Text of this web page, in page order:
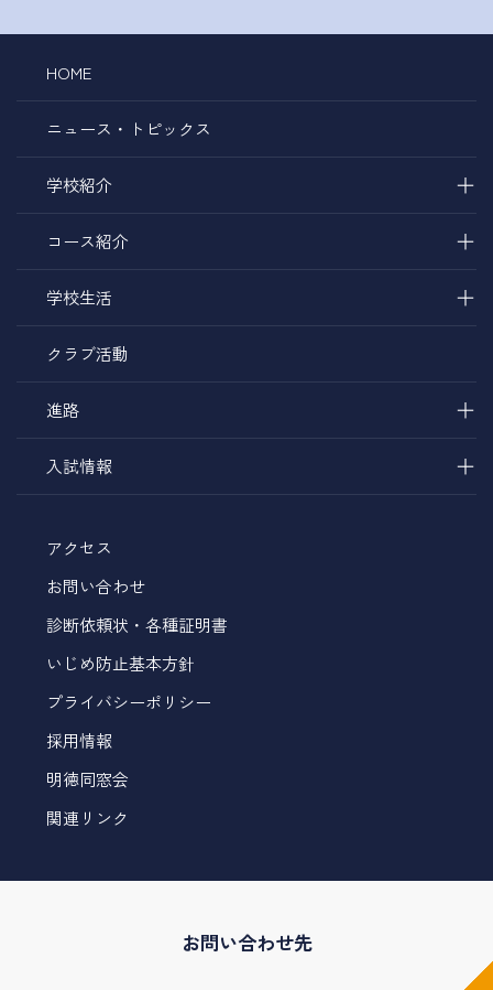
HOME
ニュース・トピックス
学校紹介 ＋
コース紹介 ＋
学校生活 ＋
クラブ活動
進路 ＋
入試情報 ＋
アクセス
お問い合わせ
診断依頼状・各種証明書
いじめ防止基本方針
プライバシーポリシー
採用情報
明徳同窓会
関連リンク
お問い合わせ先